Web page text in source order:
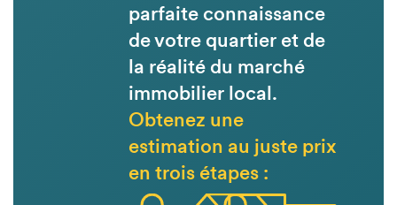
parfaite connaissance
de votre quartier et de
la réalité du marché
immobilier local.
Obtenez une
estimation au juste prix
en trois étapes :